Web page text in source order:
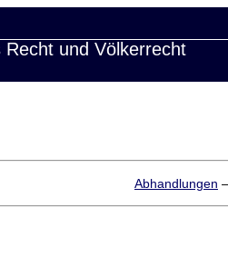
und Völkerrecht
Abhandlungen –